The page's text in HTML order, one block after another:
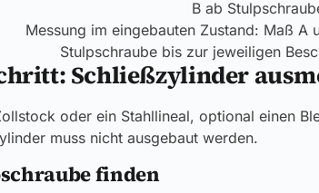
Messung im eingebauten Zustand: Maß A
Stulpschraube bis zur jeweiligen
Schließzylinder
oder ein Stahllineal, optional einen
muss nicht ausgebaut werden.
finden